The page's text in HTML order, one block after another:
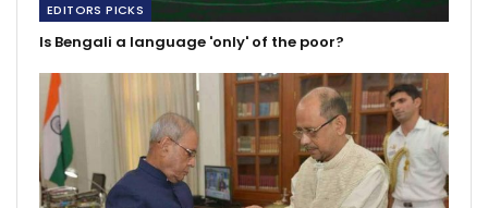
EDITORS PICKS
Is Bengali a language 'only' of the poor?